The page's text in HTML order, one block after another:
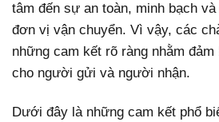
tâm đến sự an toàn, minh bạch
đơn vị vận chuyển. Vì vậy, các
những cam kết rõ ràng nhằm
cho người gửi và người nhận.
Dưới đây là những cam kết phổ